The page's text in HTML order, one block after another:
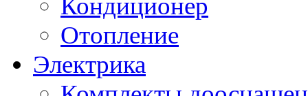
Кондиционер
Отопление
Электрика